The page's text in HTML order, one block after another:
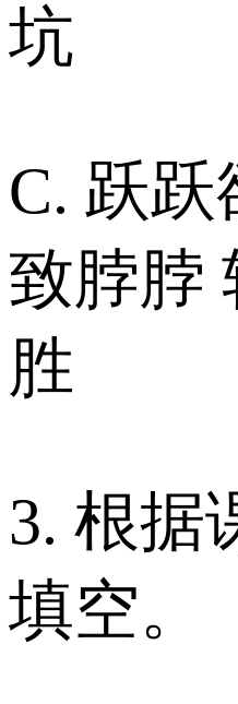
坑
C. 跃跃
致脖脖
胜
3. 根据
填空。